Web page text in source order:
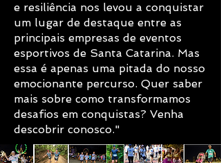
e resiliência nos levou a conquistar
um lugar de destaque entre as
principais empresas de eventos
esportivos de Santa Catarina. Mas
essa é apenas uma pitada do nosso
emocionante percurso. Quer saber
mais sobre como transformamos
desafios em conquistas? Venha
descobrir conosco."